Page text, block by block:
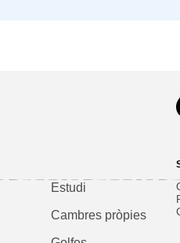
Estudi
Cambres pròpies